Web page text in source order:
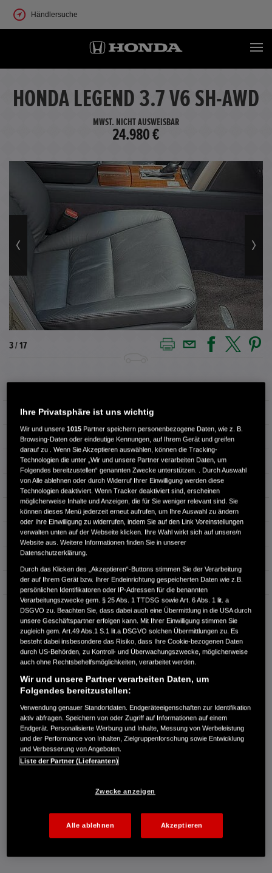
Händlersuche
HONDA LEGEND 3.7 V6 SH-AWD
MWST. NICHT AUSWEISBAR
24.980 €
3 / 17
Kilometerstand 72.400 km
Kraftstoffart Benzin
Getriebe Automatik
Türen 4
Leistung 217 kW / 295 PS
Hubraum 3.664 cm³
Erstzulassung
Bauart Limousine
AUTOHAUS GÜNTHER WAGNER
Großmattstr. 1
79618 Rheinfelden/Baden
RUFEN SIE UNS AN:
07623/8668
Händlerbestand anzeigen
Dealer Website anzeigen
Händler kontaktieren
FAVORITEN
Ihre Privatsphäre ist uns wichtig
Wir und unsere1015 Partner speichern personenbezogene Daten, wie z. B.
Browsing-Daten oder eindeutige Kennungen, auf Ihrem Gerät und greifen
darauf zu . Wenn Sie Akzeptieren auswählen, können die Tracking-
Technologien die unter „Wir und unsere Partner verarbeiten Daten, um
Folgendes bereitzustellen“ genannten Zwecke unterstützen. . Durch Auswahl
von Alle ablehnen oder durch Widerruf Ihrer Einwilligung werden diese
Technologien deaktiviert. Wenn Tracker deaktiviert sind, erscheinen
möglicherweise Inhalte und Anzeigen, die für Sie weniger relevant sind. Sie
können dieses Menü jederzeit erneut aufrufen, um Ihre Auswahl zu ändern
oder Ihre Einwilligung zu widerrufen, indem Sie auf den Link Voreinstellungen
verwalten unten auf der Webseite klicken. Ihre Wahl wirkt sich auf unsere/n
Website aus. Weitere Informationen finden Sie in unserer
Datenschutzerklärung.
Durch das Klicken des „Akzeptieren“-Buttons stimmen Sie der Verarbeitung
der auf Ihrem Gerät bzw. Ihrer Endeinrichtung gespeicherten Daten wie z.B.
persönlichen Identifikatoren oder IP-Adressen für die benannten
Verarbeitungszwecke gem. § 25 Abs. 1 TTDSG sowie Art. 6 Abs. 1 lit. a
DSGVO zu. Beachten Sie, dass dabei auch eine Übermittlung in die USA durch
unsere Geschäftspartner erfolgen kann. Mit Ihrer Einwilligung stimmen Sie
zugleich gem. Art.49 Abs.1 S.1 lit.a DSGVO solchen Übermittlungen zu. Es
besteht dabei insbesondere das Risiko, dass Ihre Cookie-bezogenen Daten
durch US-Behörden, zu Kontroll- und Überwachungszwecke, möglicherweise
auch ohne Rechtsbehelfsmöglichkeiten, verarbeitet werden.
Wir und unsere Partner verarbeiten Daten, um
Folgendes bereitzustellen:
Verwendung genauer Standortdaten. Endgeräteeigenschaften zur Identifikation
aktiv abfragen. Speichern von oder Zugriff auf Informationen auf einem
Endgerät. Personalisierte Werbung und Inhalte, Messung von Werbeleistung
und der Performance von Inhalten, Zielgruppenforschung sowie Entwicklung
und Verbesserung von Angeboten.
Liste der Partner (Lieferanten)
Zwecke anzeigen
Alle ablehnen Akzeptieren